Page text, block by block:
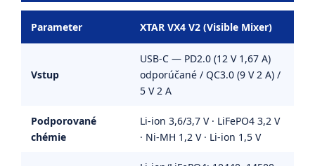
Parameter XTAR VX4 V2 (Visible Mixer)
Vstup
USB-C — PD2.0 (12 V 1,67 A)
odporúčané / QC3.0 (9 V 2 A) /
5 V 2 A
Podporované
chémie
Li-ion 3,6/3,7 V · LiFePO4 3,2 V
· Ni-MH 1,2 V · Li-ion 1,5 V